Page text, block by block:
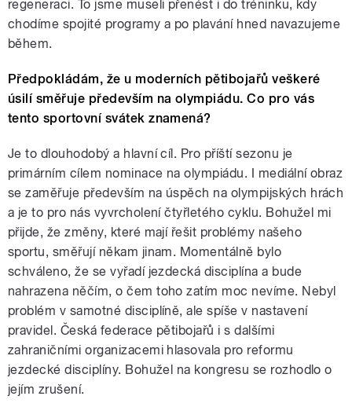
regeneraci. To jsme museli přenést i do tréninku, kdy
chodíme spojité programy a po plavání hned navazujeme
během.
Předpokládám, že u moderních pětibojařů veškeré
úsilí směřuje především na olympiádu. Co pro vás
tento sportovní svátek znamená?
Je to dlouhodobý a hlavní cíl. Pro příští sezonu je
primárním cílem nominace na olympiádu. I mediální obraz
se zaměřuje především na úspěch na olympijských hrách
a je to pro nás vyvrcholení čtyřletého cyklu. Bohužel mi
přijde, že změny, které mají řešit problémy našeho
sportu, směřují někam jinam. Momentálně bylo
schváleno, že se vyřadí jezdecká disciplína a bude
nahrazena něčím, o čem toho zatím moc nevíme. Nebyl
problém v samotné disciplíně, ale spíše v nastavení
pravidel. Česká federace pětibojařů i s dalšími
zahraničními organizacemi hlasovala pro reformu
jezdecké disciplíny. Bohužel na kongresu se rozhodlo o
jejím zrušení.